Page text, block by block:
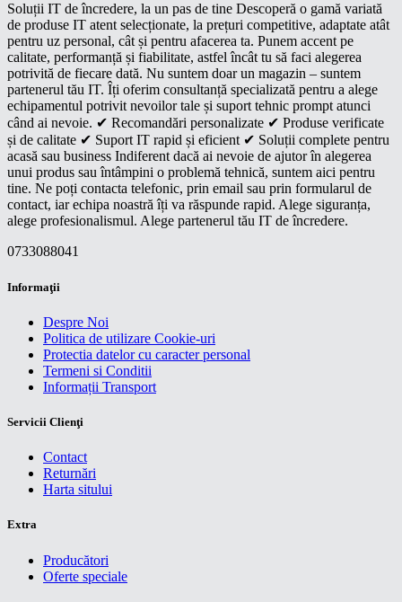
Soluții IT de încredere, la un pas de tine Descoperă o gamă variată
de produse IT atent selecționate, la prețuri competitive, adaptate atât
pentru uz personal, cât și pentru afacerea ta. Punem accent pe
calitate, performanță și fiabilitate, astfel încât tu să faci alegerea
potrivită de fiecare dată. Nu suntem doar un magazin – suntem
partenerul tău IT. Îți oferim consultanță specializată pentru a alege
echipamentul potrivit nevoilor tale și suport tehnic prompt atunci
când ai nevoie. ✔ Recomandări personalizate ✔ Produse verificate
și de calitate ✔ Suport IT rapid și eficient ✔ Soluții complete pentru
acasă sau business Indiferent dacă ai nevoie de ajutor în alegerea
unui produs sau întâmpini o problemă tehnică, suntem aici pentru
tine. Ne poți contacta telefonic, prin email sau prin formularul de
contact, iar echipa noastră îți va răspunde rapid. Alege siguranța,
alege profesionalismul. Alege partenerul tău IT de încredere.
0733088041
Informaţii
Despre Noi
Politica de utilizare Cookie-uri
Protectia datelor cu caracter personal
Termeni si Conditii
Informații Transport
Servicii Clienţi
Contact
Returnări
Harta sitului
Extra
Producători
Oferte speciale